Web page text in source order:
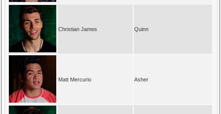
Christian James Quinn
Matt Mercurio Asher